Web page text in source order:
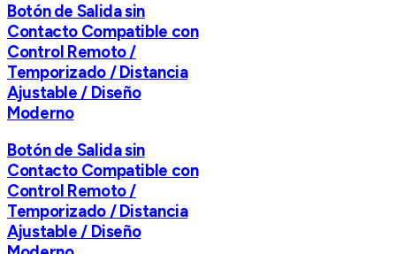
Botón de Salida sin
Contacto Compatible con
Control Remoto /
Temporizado / Distancia
Ajustable / Diseño
Moderno
Botón de Salida sin
Contacto Compatible con
Control Remoto /
Temporizado / Distancia
Ajustable / Diseño